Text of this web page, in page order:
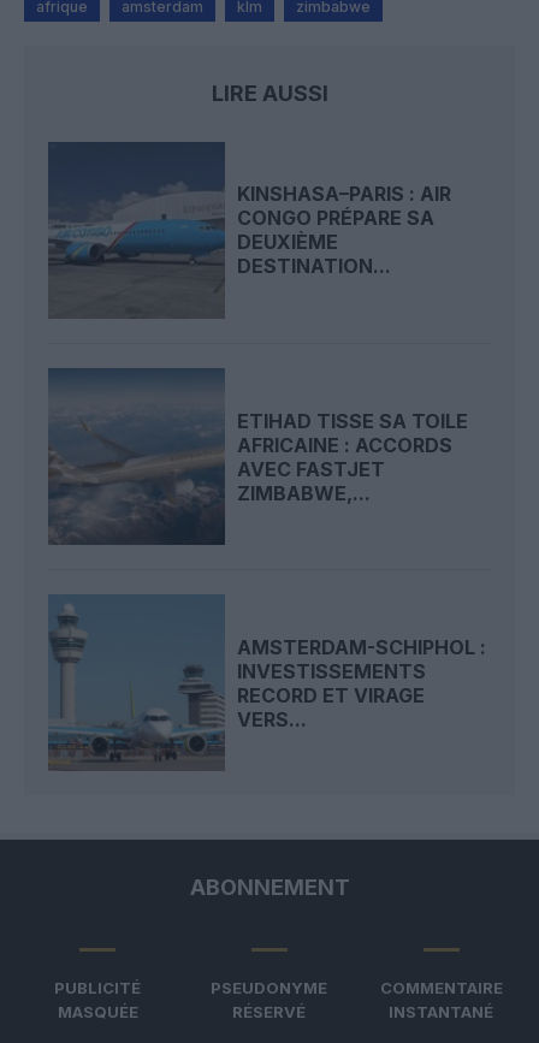
afrique amsterdam klm zimbabwe
LIRE AUSSI
KINSHASA–PARIS : AIR
CONGO PRÉPARE SA
DEUXIÈME
DESTINATION...
ETIHAD TISSE SA TOILE
AFRICAINE : ACCORDS
AVEC FASTJET
ZIMBABWE,...
AMSTERDAM-SCHIPHOL :
INVESTISSEMENTS
RECORD ET VIRAGE
VERS...
ABONNEMENT
PUBLICITÉ
MASQUÉE
PSEUDONYME
RÉSERVÉ
COMMENTAIRE
INSTANTANÉ